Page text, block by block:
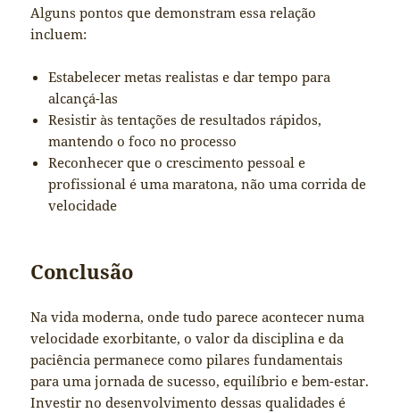
Alguns pontos que demonstram essa relação
incluem:
Estabelecer metas realistas e dar tempo para
alcançá-las
Resistir às tentações de resultados rápidos,
mantendo o foco no processo
Reconhecer que o crescimento pessoal e
profissional é uma maratona, não uma corrida de
velocidade
Conclusão
Na vida moderna, onde tudo parece acontecer numa
velocidade exorbitante, o valor da disciplina e da
paciência permanece como pilares fundamentais
para uma jornada de sucesso, equilíbrio e bem-estar.
Investir no desenvolvimento dessas qualidades é